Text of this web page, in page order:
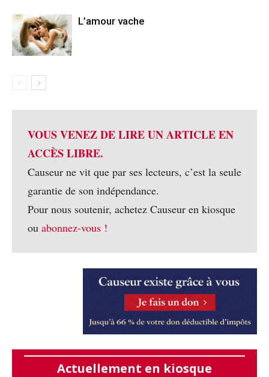
L’amour vache
VOUS VENEZ DE LIRE UN ARTICLE EN
ACCÈS LIBRE.
Causeur ne vit que par ses lecteurs, c’est la seule
garantie de son indépendance.
Pour nous soutenir, achetez Causeur en kiosque
ou abonnez-vous !
Actuellement en kiosque